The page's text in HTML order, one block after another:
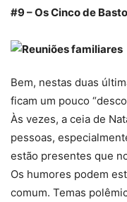
#9 – Os Cinco de
Bem, nestas duas
ficam um pouco
Às vezes, a ceia de
pessoas,
estão presentes que
Os humores podem
comum. Temas